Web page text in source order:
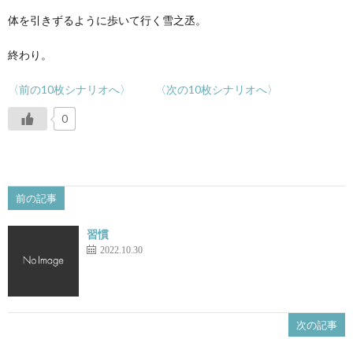
体を引きずるように歩いて行く雪之丞。
終わり。
〈前の10枚シナリオへ〉 〈次の10枚シナリオへ〉
0
前の記事
習慣
2022.10.30
次の記事